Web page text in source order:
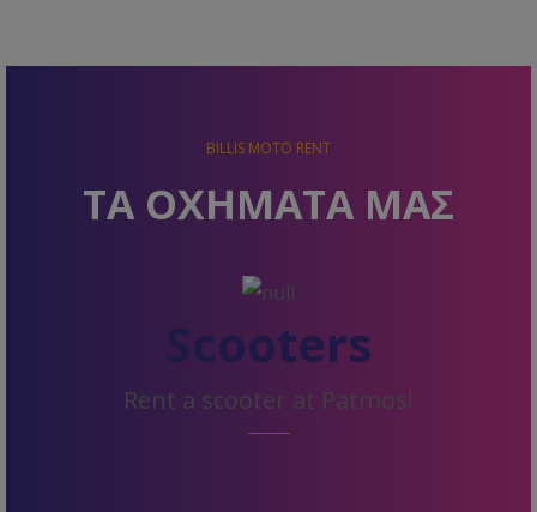
BILLIS MOTO RENT
ΤΑ ΟΧΗΜΑΤΑ ΜΑΣ
Scooters
Rent a scooter at Patmos!